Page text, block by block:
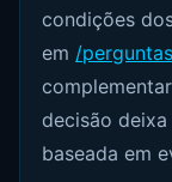
condições
em /
decisão
baseada em